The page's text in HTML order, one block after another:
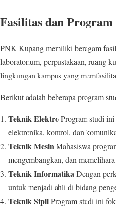
Fasilitas dan Program
PNK Kupang memiliki beragam
laboratorium, perpustakaan, ruang
lingkungan kampus yang
Berikut adalah beberapa program
Teknik ElektroProgram studi ini
elektronika, kontrol, dan
Teknik MesinMahasiswa
mengembangkan, dan
Teknik InformatikaDengan
untuk menjadi ahli di bidang
Teknik SipilProgram studi ini